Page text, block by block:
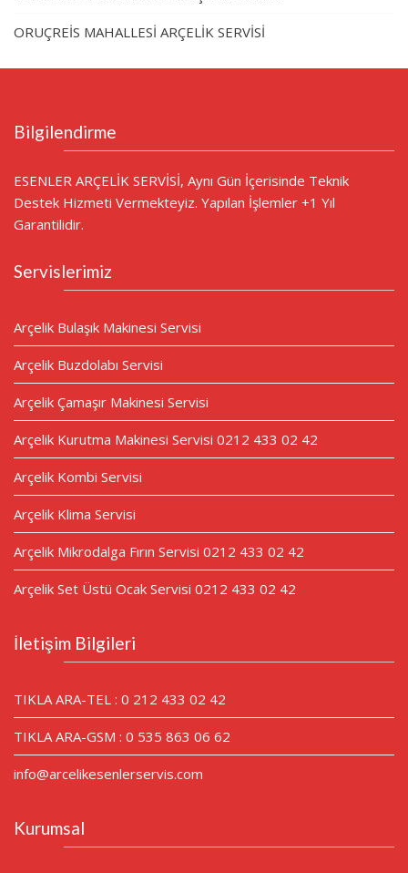
ORUÇREİS MAHALLESİ ARÇELİK SERVİSİ
Bilgilendirme
ESENLER ARÇELİK SERVİSİ, Aynı Gün İçerisinde Teknik
Destek Hizmeti Vermekteyiz. Yapılan İşlemler +1 Yıl
Garantilidir.
Servislerimiz
Arçelik Bulaşık Makinesi Servisi
Arçelik Buzdolabı Servisi
Arçelik Çamaşır Makinesi Servisi
Arçelik Kurutma Makinesi Servisi 0212 433 02 42
Arçelik Kombi Servisi
Arçelik Klima Servisi
Arçelik Mikrodalga Fırın Servisi 0212 433 02 42
Arçelik Set Üstü Ocak Servisi 0212 433 02 42
İletişim Bilgileri
TIKLA ARA-TEL : 0 212 433 02 42
TIKLA ARA-GSM : 0 535 863 06 62
info@arcelikesenlerservis.com
Kurumsal